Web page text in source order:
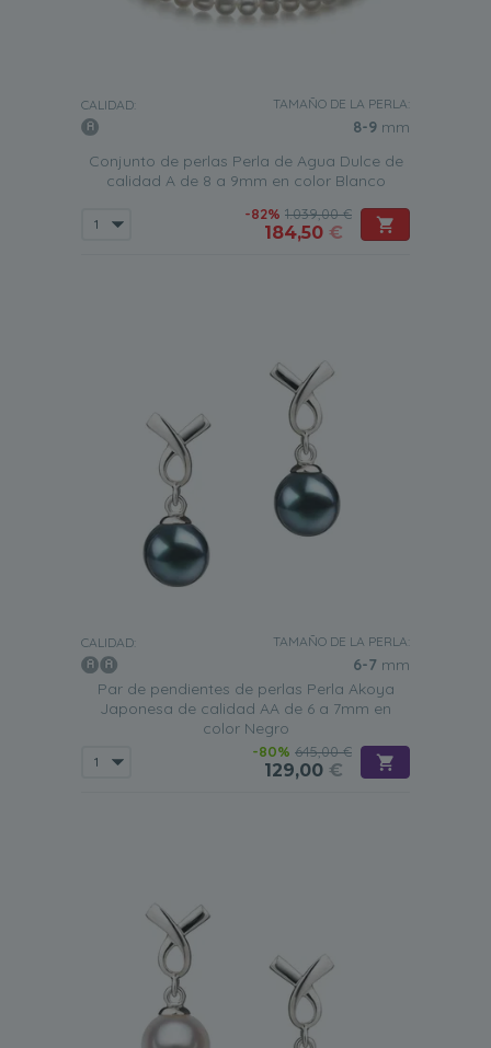
CALIDAD: TAMAÑO DE LA PERLA:
8-9 mm
Conjunto de perlas Perla de Agua Dulce de
calidad A de 8 a 9mm en color Blanco
-82% 1.039,00 €
184,50 €
CALIDAD: TAMAÑO DE LA PERLA:
6-7 mm
Par de pendientes de perlas Perla Akoya
Japonesa de calidad AA de 6 a 7mm en
color Negro
-80% 645,00 €
129,00 €